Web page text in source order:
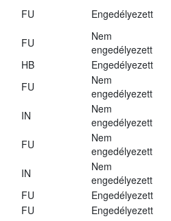
FU Engedélyezett
FU
Nem
engedélyezett
HB
Engedélyezett
FU
Nem
engedélyezett
IN
Nem
engedélyezett
FU
Nem
engedélyezett
IN
Nem
engedélyezett
FU
Engedélyezett
FU
Engedélyezett